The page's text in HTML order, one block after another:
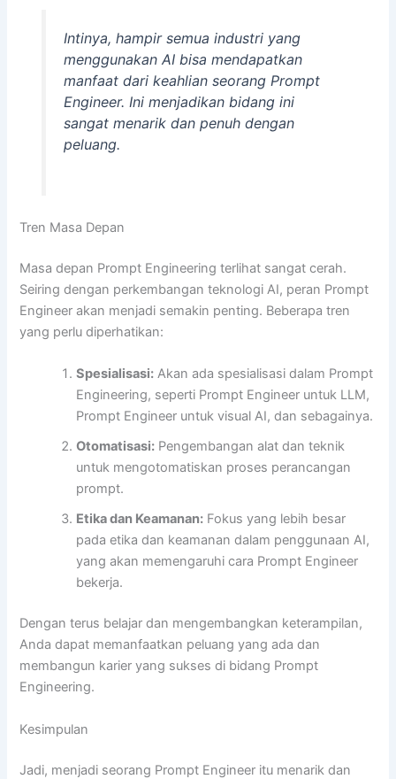
Intinya, hampir semua industri yang
menggunakan AI bisa mendapatkan
manfaat dari keahlian seorang Prompt
Engineer. Ini menjadikan bidang ini
sangat menarik dan penuh dengan
peluang.
Tren Masa Depan
Masa depan Prompt Engineering terlihat sangat cerah.
Seiring dengan perkembangan teknologi AI, peran Prompt
Engineer akan menjadi semakin penting. Beberapa tren
yang perlu diperhatikan:
Spesialisasi: Akan ada spesialisasi dalam Prompt
Engineering, seperti Prompt Engineer untuk LLM,
Prompt Engineer untuk visual AI, dan sebagainya.
Otomatisasi: Pengembangan alat dan teknik
untuk mengotomatiskan proses perancangan
prompt.
Etika dan Keamanan: Fokus yang lebih besar
pada etika dan keamanan dalam penggunaan AI,
yang akan memengaruhi cara Prompt Engineer
bekerja.
Dengan terus belajar dan mengembangkan keterampilan,
Anda dapat memanfaatkan peluang yang ada dan
membangun karier yang sukses di bidang Prompt
Engineering.
Kesimpulan
Jadi, menjadi seorang Prompt Engineer itu menarik dan